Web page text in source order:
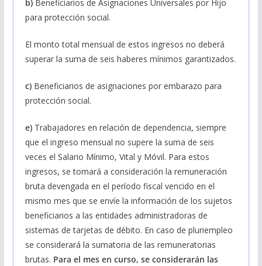
b)Beneficiarios de Asignaciones Universales por Hijo
para protección social.
El monto total mensual de estos ingresos no deberá
superar la suma de seis haberes mínimos garantizados.
c) Beneficiarios de asignaciones por embarazo para
protección social.
e) Trabajadores en relación de dependencia, siempre
que el ingreso mensual no supere la suma de seis
veces el Salario Mínimo, Vital y Móvil. Para estos
ingresos, se tomará a consideración la remuneración
bruta devengada en el período fiscal vencido en el
mismo mes que se envíe la información de los sujetos
beneficiarios a las entidades administradoras de
sistemas de tarjetas de débito. En caso de pluriempleo
se considerará la sumatoria de las remuneratorias
brutas. Para el mes en curso, se considerarán las